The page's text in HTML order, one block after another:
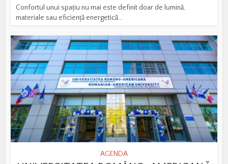
Confortul unui spațiu nu mai este definit doar de lumină,
materiale sau eficiență energetică...
AGENDA